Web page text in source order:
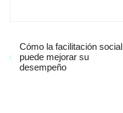
Cómo la facilitación social
puede mejorar su
desempeño